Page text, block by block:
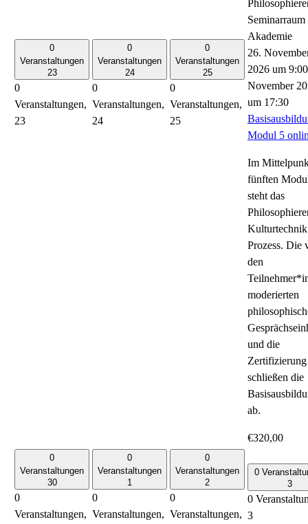
0
Veranstaltungen
23
0
Veranstaltungen,
23
0
Veranstaltungen
24
0
Veranstaltungen,
24
0
Veranstaltungen
25
0
Veranstaltungen,
25
26.
2026 um 9:00
November
um 17:30
Modul 5
Im
fünften
steht das
Prozess. Die
den
moderierten
und die
Zertifizierung
schließen die
ab.
€320,00
0
Veranstaltungen
30
0
Veranstaltungen,
0
Veranstaltungen
1
0
Veranstaltungen,
0
Veranstaltungen
2
0
Veranstaltungen,
0
3
0
3